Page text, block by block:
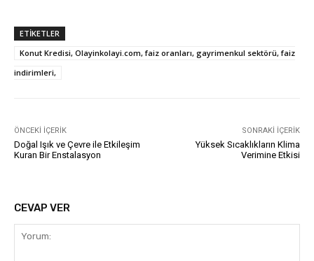
ETIKETLER
Konut Kredisi, Olayinkolayi.com, faiz oranları, gayrimenkul sektörü, faiz
indirimleri,
ÖNCEKI İÇERIK
Doğal Işık ve Çevre ile Etkileşim
Kuran Bir Enstalasyon
SONRAKI İÇERIK
Yüksek Sıcaklıkların Klima
Verimine Etkisi
CEVAP VER